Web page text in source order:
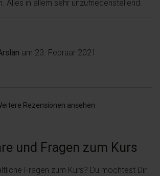
Alles in allem sehr unzufriedenstellend.
am 23. Februar 2021
Rezensionen ansehen
und Fragen zum Kurs
Fragen zum Kurs? Du möchtest Dir